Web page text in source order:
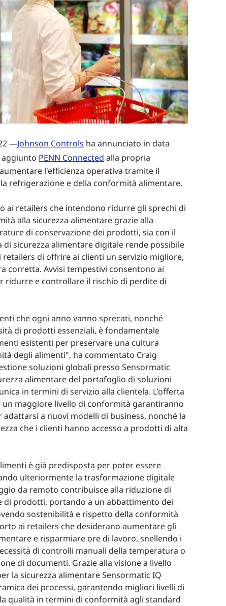
—Johnson Controls ha annunciato in data
aggiunto PENN Connected alla propria
l'efficienza operativa tramite il
refrigerazione e della conformità alimentare.
ai retailers che intendono ridurre gli sprechi di
alla sicurezza alimentare grazie alla
di conservazione dei prodotti, sia con il
sicurezza alimentare digitale rende possibile
di offrire ai clienti un servizio migliore,
corretta. Avvisi tempestivi consentono ai
e controllare il rischio di perdite di
che ogni anno vanno sprecati, nonché
di prodotti essenziali, è fondamentale
esistenti per preservare una cultura
degli alimenti", ha commentato Craig
soluzioni globali presso Sensormatic
alimentare del portafoglio di soluzioni
in termini di servizio alla clientela. L'offerta
maggiore livello di conformità garantiranno
a nuovi modelli di business, nonché la
che i clienti hanno accesso a prodotti di alta
è già predisposta per poter essere
ulteriormente la trasformazione digitale
da remoto contribuisce alla riduzione di
di prodotti, portando a un abbattimento dei
sostenibilità e rispetto della conformità
ai retailers che desiderano aumentare gli
e risparmiare ore di lavoro, snellendo i
di controlli manuali della temperatura o
di documenti. Grazie alla visione a livello
la sicurezza alimentare Sensormatic IQ
dei processi, garantendo migliori livelli di
qualità in termini di conformità agli standard